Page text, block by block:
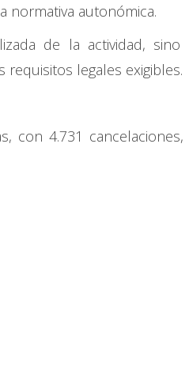
normativa autonómica.
de la actividad, sino
legales exigibles.
con 4.731